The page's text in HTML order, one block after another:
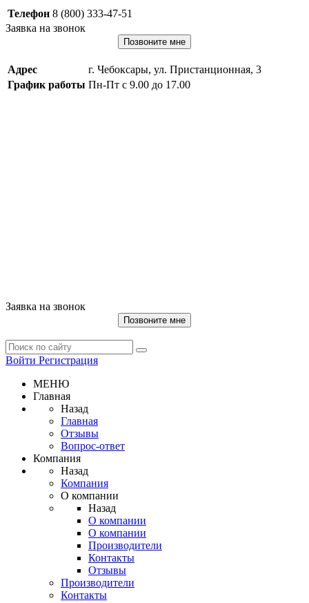
Телефон 8 (800) 333-47-51
Заявка на звонок
Позвоните мне
Адрес
г. Чебоксары, ул. Пристанционная, 3
График работы Пн-Пт с 9.00 до 17.00
Заявка на звонок
Позвоните мне
Войти Регистрация
МЕНЮ
Главная
Назад
Главная
Отзывы
Вопрос-ответ
Компания
Назад
Компания
О компании
Назад
О компании
О компании
Производители
Контакты
Отзывы
Производители
Контакты